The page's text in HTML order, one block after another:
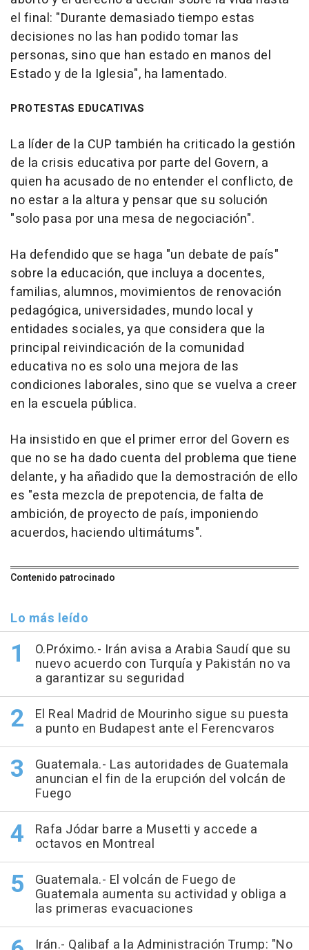
el final: "Durante demasiado tiempo estas
decisiones no las han podido tomar las
personas, sino que han estado en manos del
Estado y de la Iglesia", ha lamentado.
PROTESTAS EDUCATIVAS
La líder de la CUP también ha criticado la gestión
de la crisis educativa por parte del Govern, a
quien ha acusado de no entender el conflicto, de
no estar a la altura y pensar que su solución
"solo pasa por una mesa de negociación".
Ha defendido que se haga "un debate de país"
sobre la educación, que incluya a docentes,
familias, alumnos, movimientos de renovación
pedagógica, universidades, mundo local y
entidades sociales, ya que considera que la
principal reivindicación de la comunidad
educativa no es solo una mejora de las
condiciones laborales, sino que se vuelva a creer
en la escuela pública.
Ha insistido en que el primer error del Govern es
que no se ha dado cuenta del problema que tiene
delante, y ha añadido que la demostración de ello
es "esta mezcla de prepotencia, de falta de
ambición, de proyecto de país, imponiendo
acuerdos, haciendo ultimátums".
Contenido patrocinado
Lo más leído
O.Próximo.- Irán avisa a Arabia Saudí que su
nuevo acuerdo con Turquía y Pakistán no va
a garantizar su seguridad
El Real Madrid de Mourinho sigue su puesta
a punto en Budapest ante el Ferencvaros
Guatemala.- Las autoridades de Guatemala
anuncian el fin de la erupción del volcán de
Fuego
Rafa Jódar barre a Musetti y accede a
octavos en Montreal
Guatemala.- El volcán de Fuego de
Guatemala aumenta su actividad y obliga a
las primeras evacuaciones
Irán.- Qalibaf a la Administración Trump: "No